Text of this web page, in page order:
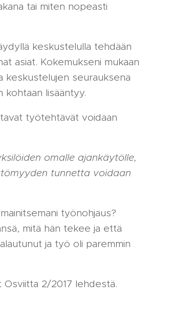
tai miten nopeasti
keskustelulla tehdään
asiat. Kokemukseni mukaan
keskustelujen seurauksena
lisääntyy.
työtehtävät voidaan
omalle ajankäytölle,
tunnetta voidaan
työnohjaus?
mitä hän tekee ja että
ja työ oli paremmin
2/2017 lehdestä.